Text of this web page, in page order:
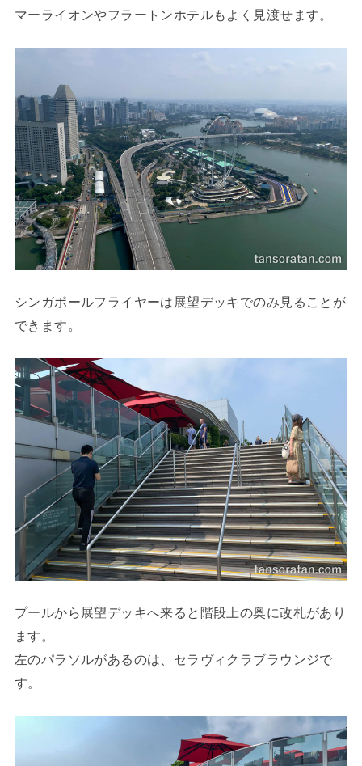
マーライオンやフラートンホテルもよく見渡せます。
シンガポールフライヤーは展望デッキでのみ見ることが
できます。
プールから展望デッキへ来ると階段上の奥に改札があり
ます。
左のパラソルがあるのは、セラヴィクラブラウンジで
す。